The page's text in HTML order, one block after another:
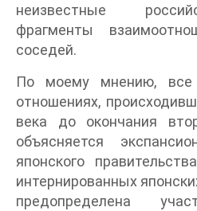
неизвестные
фрагменты
соседей.
По моему мнению, все
отношениях,
века до окончания
объясняется
японского
интернированных
предопределена